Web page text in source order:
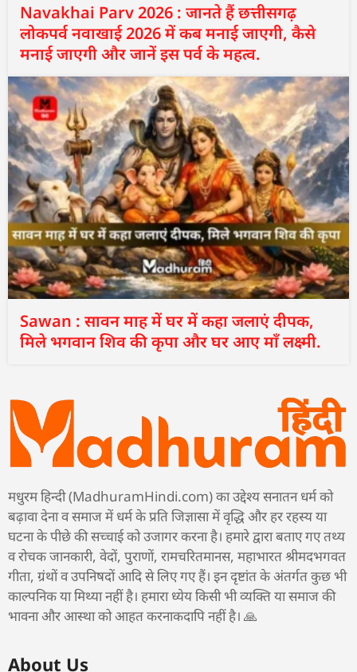
Navakhai Parv 2026 : जानते हैं छत्तीसगढ़
लोकपर्व नवाखाई 2026 में कब मनाई जाएगी, कैसे
मनाई जाएगी और जानें इस पर्व के महत्व.
Sawan : सावन माह में घर में कहा जलाएं दीपक,
मिले भगवान शिव की कृपा और घर आए माँ लक्ष्मी.
मधुरम हिन्दी (MadhuramHindi.com) का उद्देश्य सनातन धर्म को
बढ़ावा देना व समाज में धर्म के प्रति जिज्ञासा में वृद्धि और हर रहस्य या
घटना के पीछे की सच्चाई को उजागर करना है। हमारे द्वारा बताए गए तथ्य
व रोचक जानकारी, वेदों, पुराणों, रामचरितमानस, महाभारत श्रीमदभगवत
गीता, ग्रंथों व उपनिषदों आदि से लिए गए हैं। इन दृष्टांत के अंतर्गत कुछ भी
काल्पनिक या मिथ्या नहीं है। हमारा ध्येय किसी भी व्यक्ति या समाज की
भावना और आस्था को आहत करनाकदापि नहीं है। 🙏
About Us